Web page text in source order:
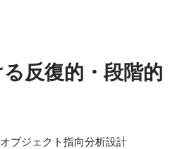
反復的・段階的
ブジェクト指向分析設計